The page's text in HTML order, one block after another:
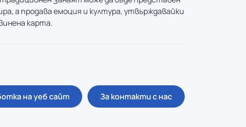
а продава емоция и култура, утвърждавайки
карта.
на уеб сайт За контакти с нас